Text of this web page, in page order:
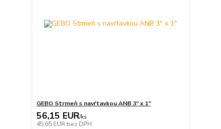
GEBO Strmeň s navŕtavkou ANB 3" x 1"
56,15 EUR/ks
45,65 EUR bez DPH